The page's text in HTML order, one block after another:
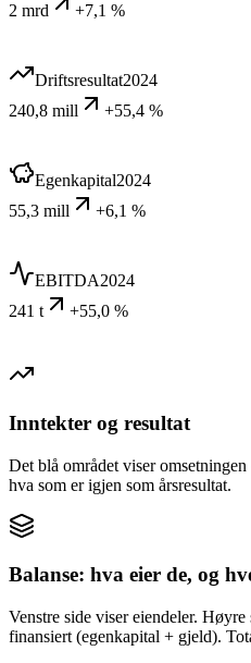
2 mrd
+7,1 %
Driftsresultat2024
240,8 mill
+55,4 %
Egenkapital2024
55,3 mill
+6,1 %
EBITDA2024
241 t
+55,0 %
Inntekter og resultat
Det blå området viser
hva som er igjen som årsresultat.
Balanse: hva eier de, og
Venstre side viser eiendeler.
finansiert (egenkapital + gjeld).